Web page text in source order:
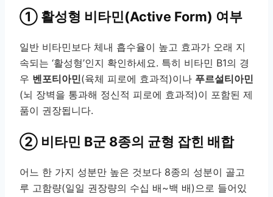
① 활성형 비타민(Active Form) 여부
일반 비타민보다 체내 흡수율이 높고 효과가 오래 지
속되는 ‘활성형’인지 확인하세요. 특히 비타민 B1의 경
우 벤포티아민(육체 피로에 효과적)이나 푸르설티아민
(뇌 장벽을 통과해 정신적 피로에 효과적)이 포함된 제
품이 권장됩니다.
② 비타민 B군 8종의 균형 잡힌 배합
어느 한 가지 성분만 높은 것보다 8종의 성분이 골고
루 고함량(일일 권장량의 수십 배~백 배)으로 들어있